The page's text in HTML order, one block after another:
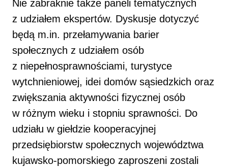
Nie zabraknie także paneli tematycznych
z udziałem ekspertów. Dyskusje dotyczyć
będą m.in. przełamywania barier
społecznych z udziałem osób
z niepełnosprawnościami, turystyce
wytchnieniowej, idei domów sąsiedzkich oraz
zwiększania aktywności fizycznej osób
w różnym wieku i stopniu sprawności. Do
udziału w giełdzie kooperacyjnej
przedsiębiorstw społecznych województwa
kujawsko-pomorskiego zaproszeni zostali